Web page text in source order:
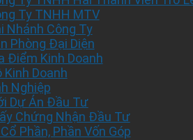
Ty TNHH MTV
Nhánh Công Ty
Phòng Đại Diện
Điểm Kinh Doanh
Kinh Doanh
Nghiệp
Dự Án Đầu Tư
Chứng Nhận Đầu Tư
Phần, Phần Vốn Góp